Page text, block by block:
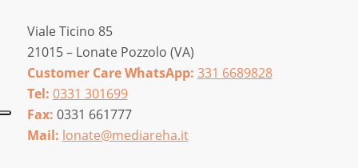
Viale Ticino 85
21015 – Lonate Pozzolo (VA)
Customer Care WhatsApp: 331 6689828
Tel: 0331 301699
Fax: 0331 661777
Mail: lonate@mediareha.it